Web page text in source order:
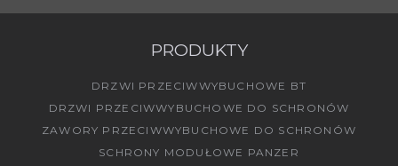
PRODUKTY
DRZWI PRZECIWWYBUCHOWE BT
DRZWI PRZECIWWYBUCHOWE DO SCHRONÓW
ZAWORY PRZECIWWYBUCHOWE DO SCHRONÓW
SCHRONY MODUŁOWE PANZER